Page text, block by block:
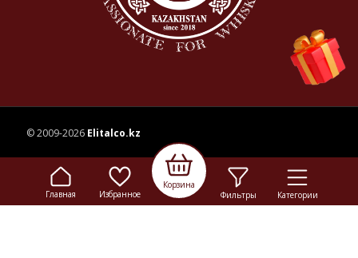
Главная Избранное
Корзина
Фильтры
Категории
© 2009-2026 Elitalco.kz
Сайт носит информационный характер и не является
рекламой.
Сделка купли-продажи на основании публичной
оферты